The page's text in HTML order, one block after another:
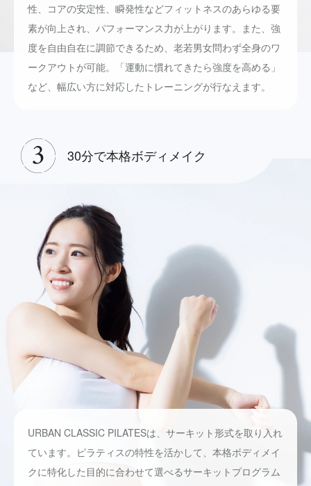
性、コアの安定性、瞬発性などフィットネスのあらゆる要
素が向上され、パフォーマンス力が上がります。また、強
度を自由自在に調節できるため、老若男女問わず全身のワ
ークアウトが可能。「運動に慣れてきたら強度を高める」
など、幅広い方に対応したトレーニングが行なえます。
30分で本格ボディメイク
URBAN CLASSIC PILATESは、サーキット形式を取り入れ
ています。ピラティスの特性を活かして、本格ボディメイ
クに特化した目的に合わせて選べるサーキットプログラム